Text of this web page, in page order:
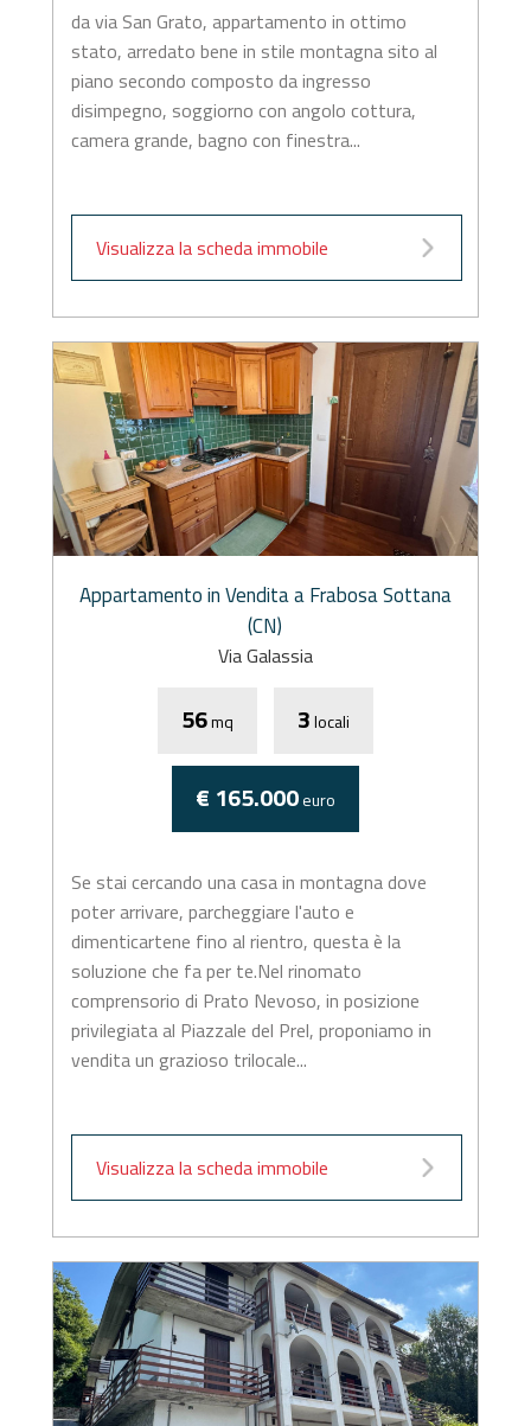
da via San Grato, appartamento in ottimo
stato, arredato bene in stile montagna sito al
piano secondo composto da ingresso
disimpegno, soggiorno con angolo cottura,
camera grande, bagno con finestra...
Visualizza la scheda immobile
Appartamento in Vendita a Frabosa Sottana
(CN)
Via Galassia
56mq 3locali
€ 165.000euro
Se stai cercando una casa in montagna dove
poter arrivare, parcheggiare l'auto e
dimenticartene fino al rientro, questa è la
soluzione che fa per te.Nel rinomato
comprensorio di Prato Nevoso, in posizione
privilegiata al Piazzale del Prel, proponiamo in
vendita un grazioso trilocale...
Visualizza la scheda immobile